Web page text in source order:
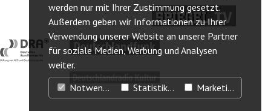
werden nur mit Ihrer Zustimmung gesetzt.
Außerdem geben wir Informationen zu Ihrer
Verwendung unserer Website an unsere Partner
für soziale Medien, Werbung und Analysen
weiter.
Notwendig
Statistiken Marketing
http://www.spiegel.tv/
http://www.dra.de/http://www.deutschlandfunk.de/
http://www.deutschlandradiokultur.de/